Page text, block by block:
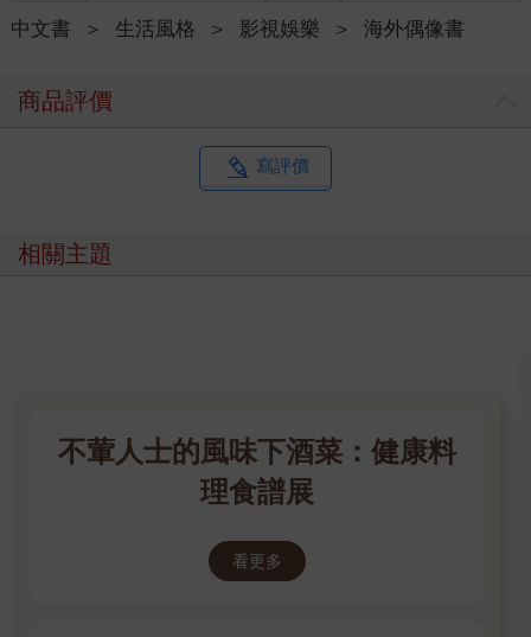
他，非常順利的成功錄取，持續發展活躍至今。
「如果沒有現在的工作，你會想從事什麼職業？」
因為現在的工作就是我的人生夢想跟終生志向了。』向理來用非
常堅定的口吻回答，他的眼神閃閃發光，充滿了自信跟滿足。
傳統社畜這件事就非常吸引人，而且也沒有所謂的「藍色星期
一」，他能夠自由調整拍攝檔期，雖然確實會有因年紀增長而影
「同樣都是戲劇跟表演，你最喜歡哪種形式的演出？（包含寫
真、電影、AV、GV、現場Live、舞台劇等等）」
向理來眼神真摯地說：「每一份都是我喜歡的工作，我對於所有
真應對，我希望自己的人生是透明呈現給大家的。」
他說自己無論從事任何職業，都不想捏造虛偽的形象，包含自己
中文書 ＞ 生活風格 ＞ 影視娛樂 ＞ 海外偶像書
商品評價
寫評價
相關主題
不葷人士的風味下酒菜：健康料
理食譜展
看更多